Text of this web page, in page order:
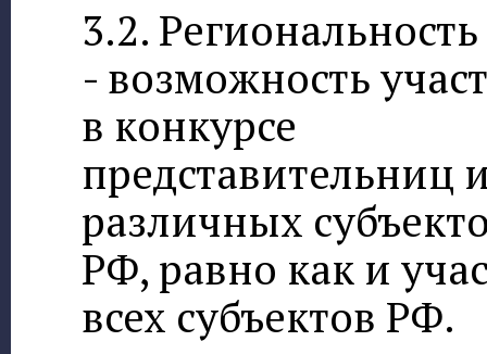
3.2. Региональность
- возможность
в конкурсе
представительниц
различных
РФ, равно как и
всех субъектов РФ.